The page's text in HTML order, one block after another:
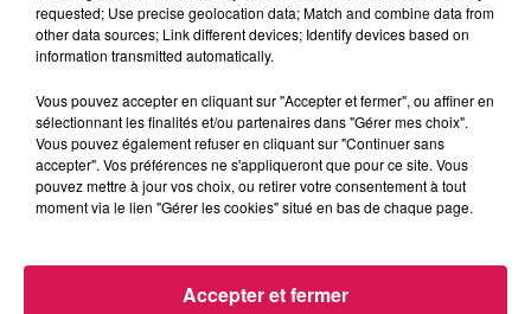
27.05.2026 - ALICE A VU UN SHOW DE
DRAGQUEENS
Revivez les meilleurs moments de la Ligne des Auditeurs
requested; Use precise geolocation data; Match and combine data from
other data sources; Link different devices; Identify devices based on
information transmitted automatically.
Vous pouvez accepter en cliquant sur "Accepter et fermer", ou affiner en
sélectionnant les finalités et/ou partenaires dans "Gérer mes choix".
Vous pouvez également refuser en cliquant sur "Continuer sans
accepter". Vos préférences ne s'appliqueront que pour ce site. Vous
pouvez mettre à jour vos choix, ou retirer votre consentement à tout
moment via le lien "Gérer les cookies" situé en bas de chaque page.
Accepter et fermer